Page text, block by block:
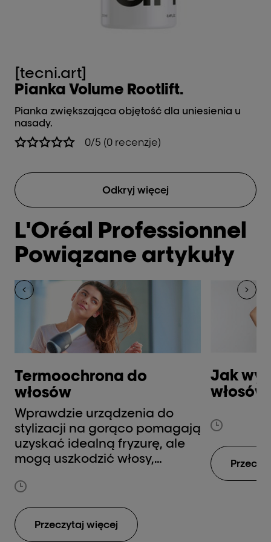
[tecni.art]
Pianka Volume Rootlift.
Pianka zwiększająca objętość dla uniesienia u
nasady.
0/5 (0 recenzje)
Odkryj więcej
L'Oréal Professionnel
Powiązane artykuły
Termoochrona do
włosów
Wprawdzie urządzenia do
stylizacji na gorąco pomagają
uzyskać idealną fryzurę, ale
mogą uszkodzić włosy,
zapominać o dobrej
termoochronie. Jej zadaniem
jest zabezpieczenie włosów
przed działaniem wysokiej
Przeczytaj więcej
Jak